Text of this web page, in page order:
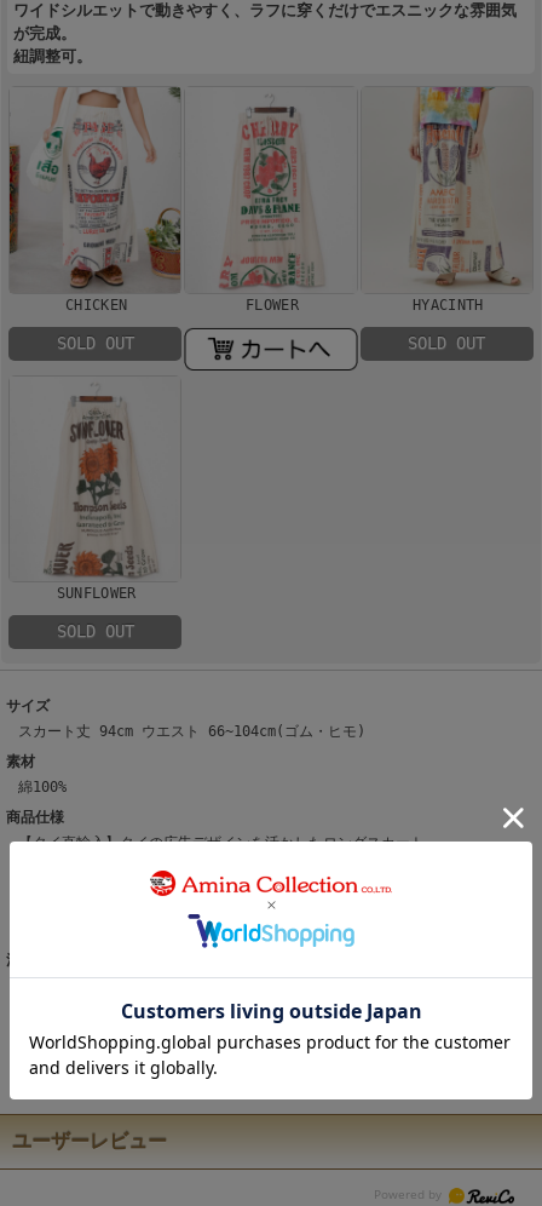
ワイドシルエットで動きやすく、ラフに穿くだけでエスニックな雰囲気
が完成。
紐調整可。
CHICKEN
SOLD OUT
FLOWER HYACINTH
SOLD OUT
SUNFLOWER
SOLD OUT
サイズ
スカート丈 94cm ウエスト 66~104cm(ゴム・ヒモ)
素材
綿100%
商品仕様
【タイ直輸入】タイの広告デザインを活かしたロングスカート。
ワイドシルエットで動きやすく、ラフに穿くだけでエスニックな雰囲気が完
注意事項
柄の出方・配置、形や色に誤差が生じる場合があります。 ◆オンラインショ
C/スマホのモニターの設定により、実際の商品の色味と表示される色に違い
が生じる場合がございます。
ユーザーレビュー